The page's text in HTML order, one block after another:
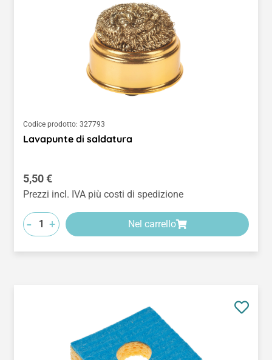
Codice prodotto: 327793
Lavapunte di saldatura
Prezzo normale:
5,50 €
Prezzi incl. IVA più costi di spedizione
- + Nel carrello